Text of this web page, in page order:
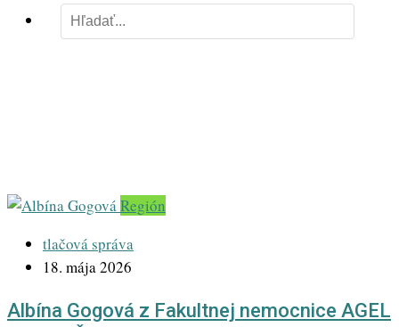
Región
tlačová správa
18. mája 2026
Albína Gogová z Fakultnej nemocnice AGEL